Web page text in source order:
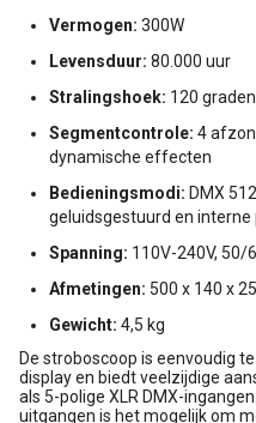
Vermogen: 300W
Levensduur: 80.000 uur
Stralingshoek: 120 graden
Segmentcontrole: 4
dynamische effecten
Bedieningsmodi: DMX
geluidsgestuurd en
Spanning: 110V-240V, 50/
Afmetingen: 500 x 140 x
Gewicht: 4,5 kg
De stroboscoop is eenvoudig
display en biedt veelzijdige
als 5-polige XLR DMX-
uitgangen is het mogelijk om